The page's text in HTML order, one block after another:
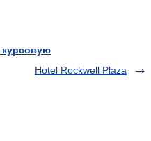
Hotel Rockwell Plaza